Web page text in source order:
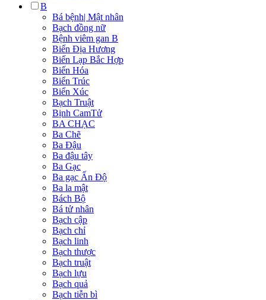
B
Bá bệnh| Mật nhân
Bạch đồng nữ
Bệnh viêm gan B
Biến Địa Hương
Biến Lạp Bắc Hợp
Biến Hóa
Biển Trúc
Biển Xúc
Bạch Truật
Bịnh CamTử
BA CHẠC
Ba Chẽ
Ba Đậu
Ba đậu tây
Ba Gạc
Ba gạc Ấn Độ
Ba la mật
Bách Bộ
Bá tử nhân
Bạch cập
Bạch chỉ
Bạch linh
Bạch thược
Bạch truật
Bạch lựu
Bạch quả
Bạch tiễn bì